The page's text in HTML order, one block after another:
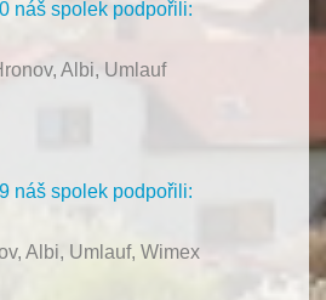
náš spolek podpořili:
Albi, Umlauf
náš spolek podpořili:
Albi, Umlauf, Wimex